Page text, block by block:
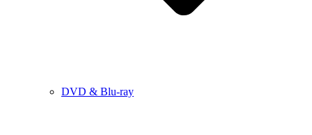
DVD & Blu-ray